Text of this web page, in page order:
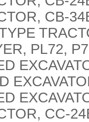
CB-
PL72,
CC-